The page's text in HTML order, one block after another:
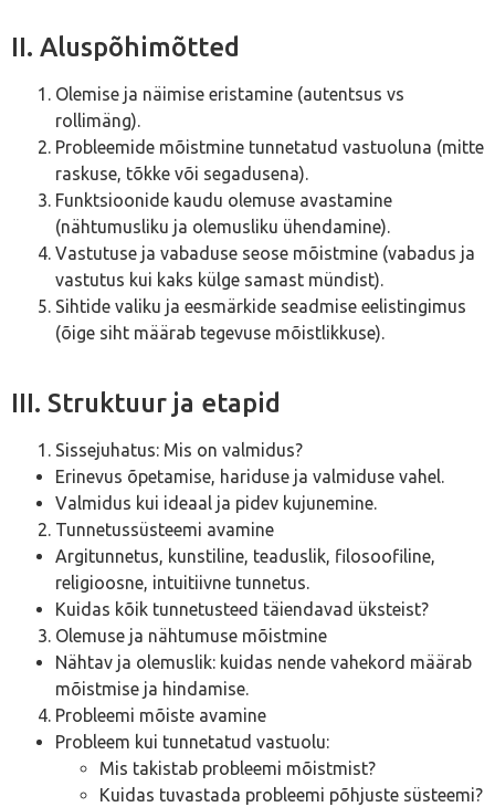
II. Aluspõhimõtted
Olemise ja näimise eristamine (autentsus vs
rollimäng).
Probleemide mõistmine tunnetatud vastuoluna (mitte
raskuse, tõkke või segadusena).
Funktsioonide kaudu olemuse avastamine
(nähtumusliku ja olemusliku ühendamine).
Vastutuse ja vabaduse seose mõistmine (vabadus ja
vastutus kui kaks külge samast mündist).
Sihtide valiku ja eesmärkide seadmise eelistingimus
(õige siht määrab tegevuse mõistlikkuse).
III. Struktuur ja etapid
Sissejuhatus: Mis on valmidus?
Erinevus õpetamise, hariduse ja valmiduse vahel.
Valmidus kui ideaal ja pidev kujunemine.
Tunnetussüsteemi avamine
Argitunnetus, kunstiline, teaduslik, filosoofiline,
religioosne, intuitiivne tunnetus.
Kuidas kõik tunnetusteed täiendavad üksteist?
Olemuse ja nähtumuse mõistmine
Nähtav ja olemuslik: kuidas nende vahekord määrab
mõistmise ja hindamise.
Probleemi mõiste avamine
Probleem kui tunnetatud vastuolu:
Mis takistab probleemi mõistmist?
Kuidas tuvastada probleemi põhjuste süsteemi?